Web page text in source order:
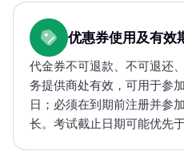
优惠券使用及有效
代金券不可退款、不可退还
务提供商处有效，可用于参
日；必须在到期前注册并参
长。考试截止日期可能优先